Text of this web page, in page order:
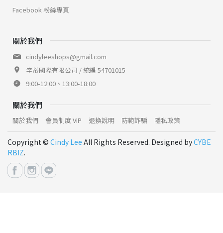
關於我們
cindyleeshops@gmail.com
辛蒂國際有限公司 / 統編 54701015
9:00-12:00、13:00-18:00
關於我們
關於我們 會員制度 VIP 退換說明 防範詐騙 隱私政策
Facebook 粉絲專頁
Copyright © Cindy Lee All Rights Reserved. Designed byCYBE
RBIZ.